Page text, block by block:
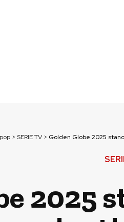
> SERIE TV> Golden Globe 2025
2025